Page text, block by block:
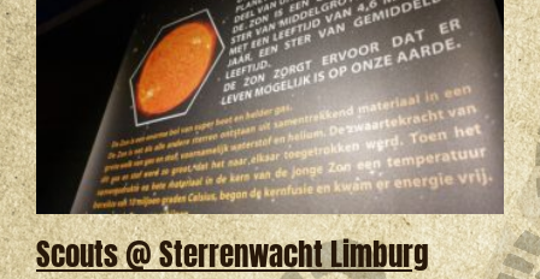
Scouts @ Sterrenwacht Limburg